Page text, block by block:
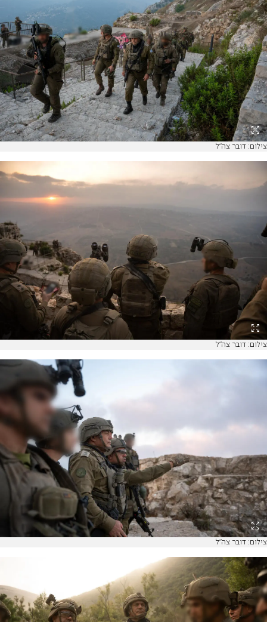
צילום: דובר צה"ל
צילום: דובר צה"ל
צילום: דובר צה"ל